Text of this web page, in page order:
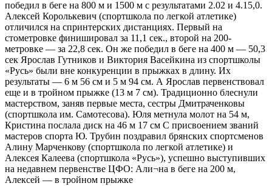
победил в беге на 800 м и 1500 м с результатами 2.02 и 4.15,0.
Алексей Королькевич (спортшкола по легкой атлетике)
отличился на спринтерских дистанциях. Первый на
стометровке финишировал за 11,1 сек., второй на 200-
метровке — за 22,8 сек. Он же победил в беге на 400 м — 50,3
сек Ярослав Гутников и Виктория Васейкина из спортшколы
«Русь» были вне конкуренции в прыжках в длину. Их
результаты — 6 м 56 см и 5 м 94 см. А Ярослав первенствовал
еще и в тройном прыжке (13 м 7 см). Традиционно блеснули
мастерством, заняв первые места, сестры Дмитраченковы
(спортшкола им. Самотесова). Юля метнула молот на 54 м,
Кристина послала диск на 46 м 17 см С присвоением званий
мастеров спорта Ю. Трубин поздравил брянских спортсменов
Алину Марченкову (спортшкола по легкой атлетике) и
Алексея Калеева (спортшкола «Русь»), успешно выступивших
на недавнем первенстве ЦФО: Али¬на в беге на 200 м,
Алексей — в тройном прыжке